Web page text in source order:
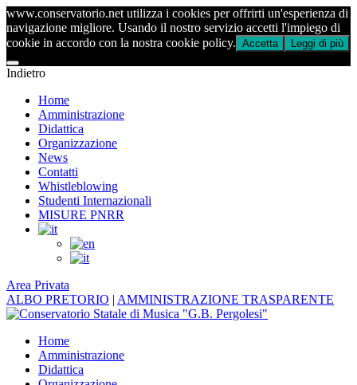
www.conservatorio.net utilizza i cookies per offrirti un'esperienza di
navigazione migliore. Usando il nostro servizio accetti l'impiego di
cookie in accordo con la nostra cookie policy. Accetta Leggi di più
Indietro
Home
Amministrazione
Didattica
Organizzazione
News
Contatti
Whistleblowing
Studenti Internazionali
MISURE PNRR
Area Privata
ALBO PRETORIO | AMMINISTRAZIONE TRASPARENTE
Home
Amministrazione
Didattica